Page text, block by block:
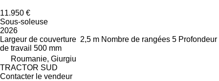
11.950 €
Sous-soleuse
2026
Largeur de couverture 2,5 m Nombre de rangées 5 Profondeur
de travail 500 mm
Roumanie, Giurgiu
TRACTOR SUD
Contacter le vendeur